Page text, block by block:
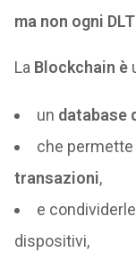
ma non ogni
La Blockchain è
un database
che permette
transazioni,
e
dispositivi,